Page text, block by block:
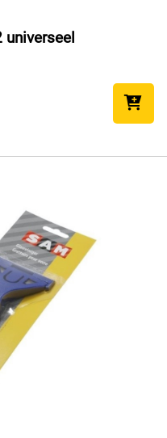
universeel